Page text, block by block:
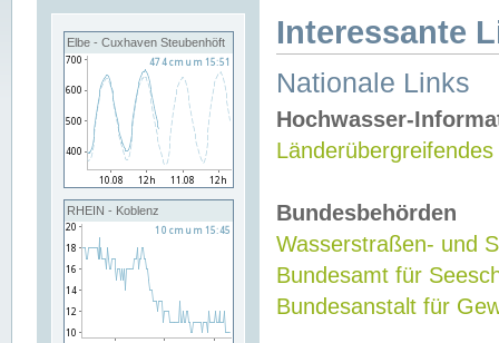
Elbe - Cuxhaven Steubenhöft
RHEIN - Koblenz
Interessante
Nationale Links
Hochwasser-
Bundesbehörden
Wasserstraßen- und
Bundesamt für
Bundesanstalt für